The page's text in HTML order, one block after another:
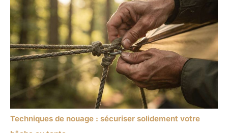
Techniques de nouage : sécuriser solidement votre